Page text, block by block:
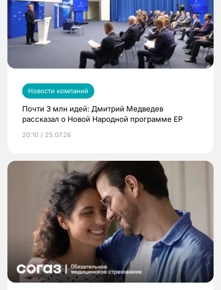
Новости компаний
Почти 3 млн идей: Дмитрий Медведев
рассказал о Новой Народной программе ЕР
20:10 / 25.07.26